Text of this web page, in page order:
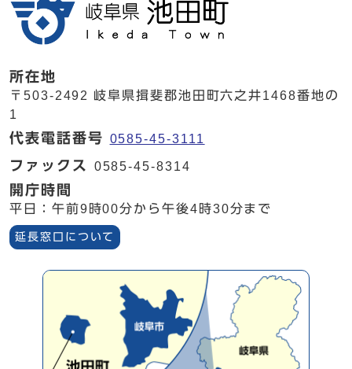
所在地
〒503-2492 岐阜県揖斐郡池田町六之井1468番地の
1
代表電話番号 0585-45-3111
ファックス 0585-45-8314
開庁時間
平日：午前9時00分から午後4時30分まで
延長窓口について